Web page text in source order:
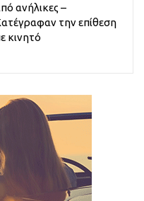
ανήλικες –
την επίθεση
κινητό